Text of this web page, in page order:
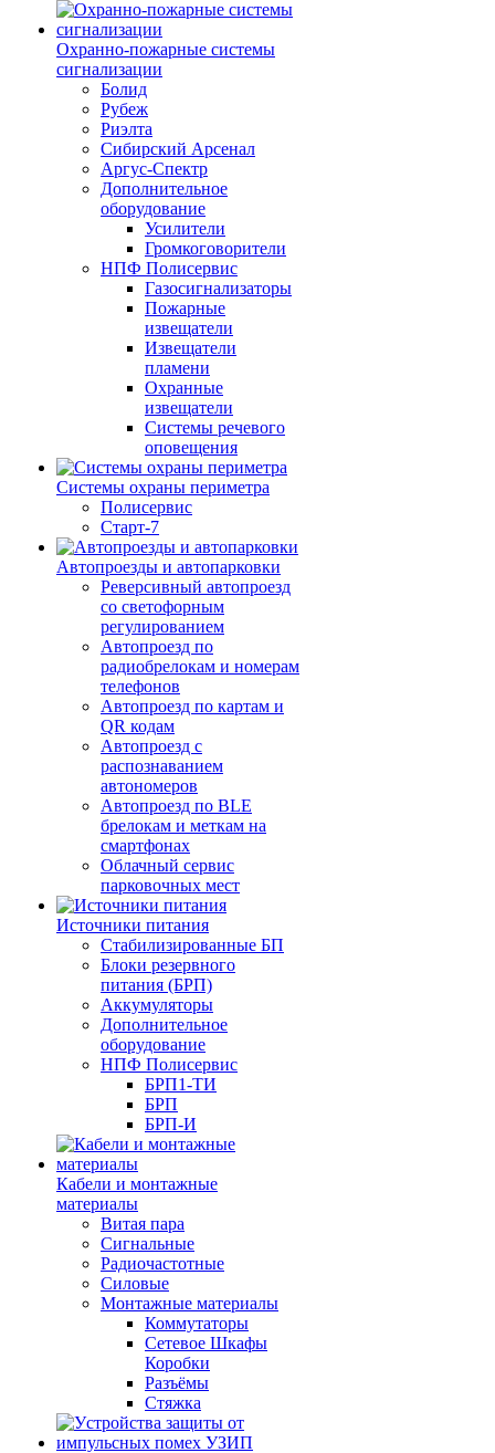
Охранно-пожарные системы
сигнализации
Болид
Рубеж
Риэлта
Сибирский Арсенал
Аргус-Спектр
Дополнительное
оборудование
Усилители
Громкоговорители
НПФ Полисервис
Газосигнализаторы
Пожарные
извещатели
Извещатели
пламени
Охранные
извещатели
Системы речевого
оповещения
Системы охраны периметра
Полисервис
Старт-7
Автопроезды и автопарковки
Реверсивный автопроезд
со светофорным
регулированием
Автопроезд по
радиобрелокам и номерам
телефонов
Автопроезд по картам и
QR кодам
Автопроезд с
распознаванием
автономеров
Автопроезд по BLE
брелокам и меткам на
смартфонах
Облачный сервис
парковочных мест
Источники питания
Стабилизированные БП
Блоки резервного
питания (БРП)
Аккумуляторы
Дополнительное
оборудование
НПФ Полисервис
БРП1-ТИ
БРП
БРП-И
Кабели и монтажные
материалы
Витая пара
Сигнальные
Радиочастотные
Силовые
Монтажные материалы
Коммутаторы
Сетевое Шкафы
Коробки
Разъёмы
Стяжка